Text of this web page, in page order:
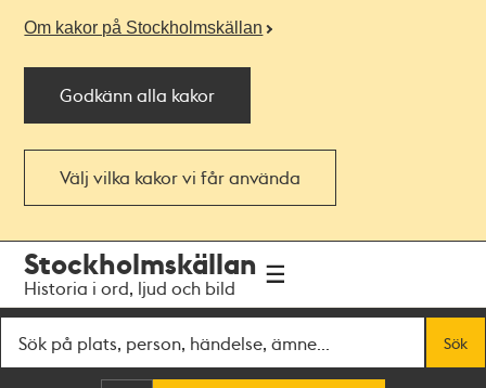
Om kakor på Stockholmskällan
Godkänn alla kakor
Välj vilka kakor vi får använda
navigationen
huvudinnehållet
Stockholmskällan
Historia i ord, ljud och bild
Sök